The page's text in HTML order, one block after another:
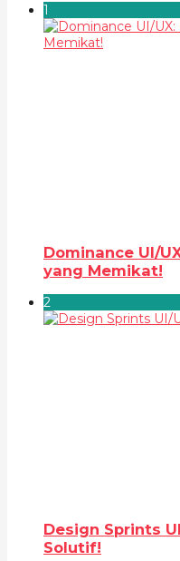
1
Dominance UI/
yang Memikat!
2
Design Sprints
Solutif!